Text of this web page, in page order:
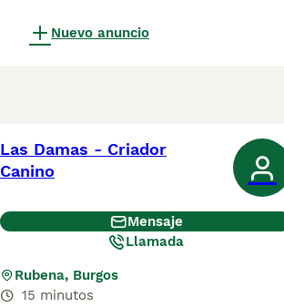
Nuevo anuncio
Las Damas - Criador
Canino
Mensaje
Llamada
Rubena, Burgos
15 minutos